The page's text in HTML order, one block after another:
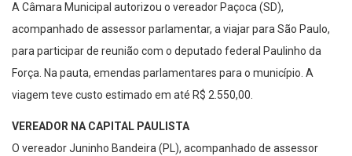
A Câmara Municipal autorizou o vereador Paçoca (SD),
acompanhado de assessor parlamentar, a viajar para São Paulo,
para participar de reunião com o deputado federal Paulinho da
Força. Na pauta, emendas parlamentares para o município. A
viagem teve custo estimado em até R$ 2.550,00.
VEREADOR NA CAPITAL PAULISTA
O vereador Juninho Bandeira (PL), acompanhado de assessor